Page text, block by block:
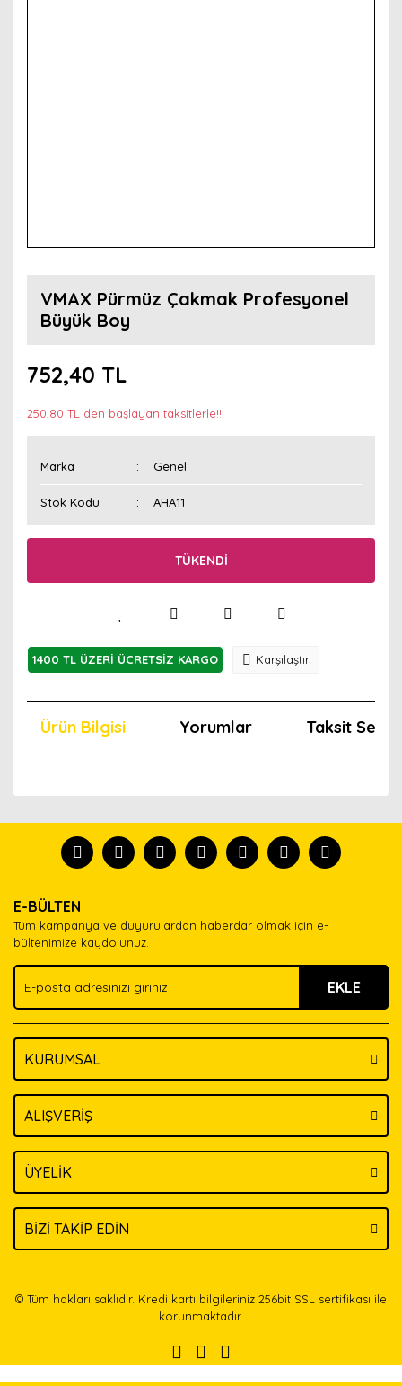
VMAX Pürmüz Çakmak Profesyonel
Büyük Boy
752,40 TL
250,80 TL den başlayan taksitlerle!!
Marka Genel
Stok Kodu AHA11
TÜKENDİ
1400 TL ÜZERİ ÜCRETSİZ KARGO Karşılaştır
Ürün Bilgisi Yorumlar Taksit
tanısın.
formunu kullanarak tarafımıza iletebilirsiniz.
Görüş ve önerileriniz için teşekkür ederiz.
Ürün açıklamasında eksik bilgiler bulunuyor.
Ürün bilgilerinde hatalar bulunuyor.
Ürün fiyatı diğer sitelerden daha pahalı.
Bu ürüne benzer farklı alternatifler olmalı.
E-BÜLTEN
Tüm kampanya ve duyurulardan haberdar olmak için e-
bültenimize kaydolunuz.
EKLE
KURUMSAL
ALIŞVERİŞ
ÜYELİK
BİZİ TAKİP EDİN
© Tüm hakları saklıdır. Kredi kartı bilgileriniz 256bit SSL sertifikası ile
korunmaktadır.